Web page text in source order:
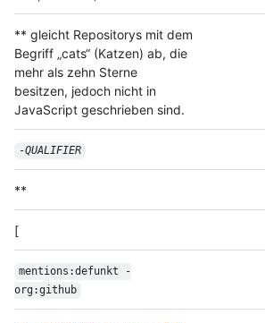
** gleicht Repositorys mit dem
Begriff „cats“ (Katzen) ab, die
mehr als zehn Sterne
besitzen, jedoch nicht in
JavaScript geschrieben sind.
-QUALIFIER
**
[
mentions:defunkt -
org:github